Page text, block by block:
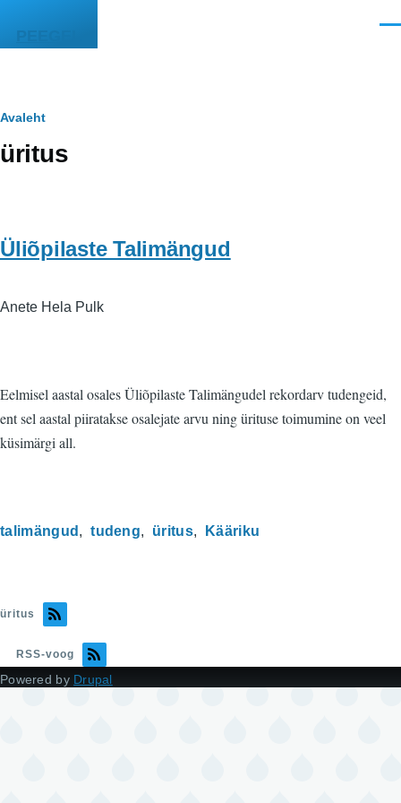
PEEGEL
Leivapuru
Avaleht
üritus
Üliõpilaste Talimängud
Anete Hela Pulk
Eelmisel aastal osales Üliõpilaste Talimängudel rekordarv tudengeid,
ent sel aastal piiratakse osalejate arvu ning ürituse toimumine on veel
küsimärgi all.
talimängud tudeng üritus Kääriku
üritus
RSS-voog
Powered by Drupal